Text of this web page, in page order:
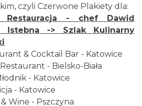
czyli Czerwone Plakiety dla:
- chef Dawid
Istebna -> Szlak Kulinarny
& Cocktail Bar - Katowice
- Bielsko-Biała
- Katowice
- Katowice
Wine - Pszczyna